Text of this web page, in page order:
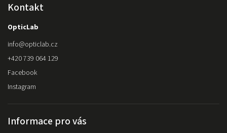
Kontakt
OpticLab
info@opticlab.cz
+420 739 064 129
Facebook
Instagram
Informace pro vás